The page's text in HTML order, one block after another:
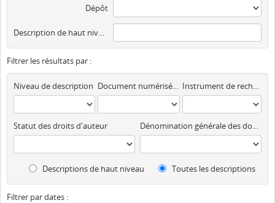
Dépôt
Description de haut niveau
Filtrer les résultats par :
Niveau de description Document numérisé disponible Instrument de recherche
Statut des droits d'auteur Dénomination générale des documents
Descriptions de haut niveau Toutes les descriptions
Filtrer par dates :